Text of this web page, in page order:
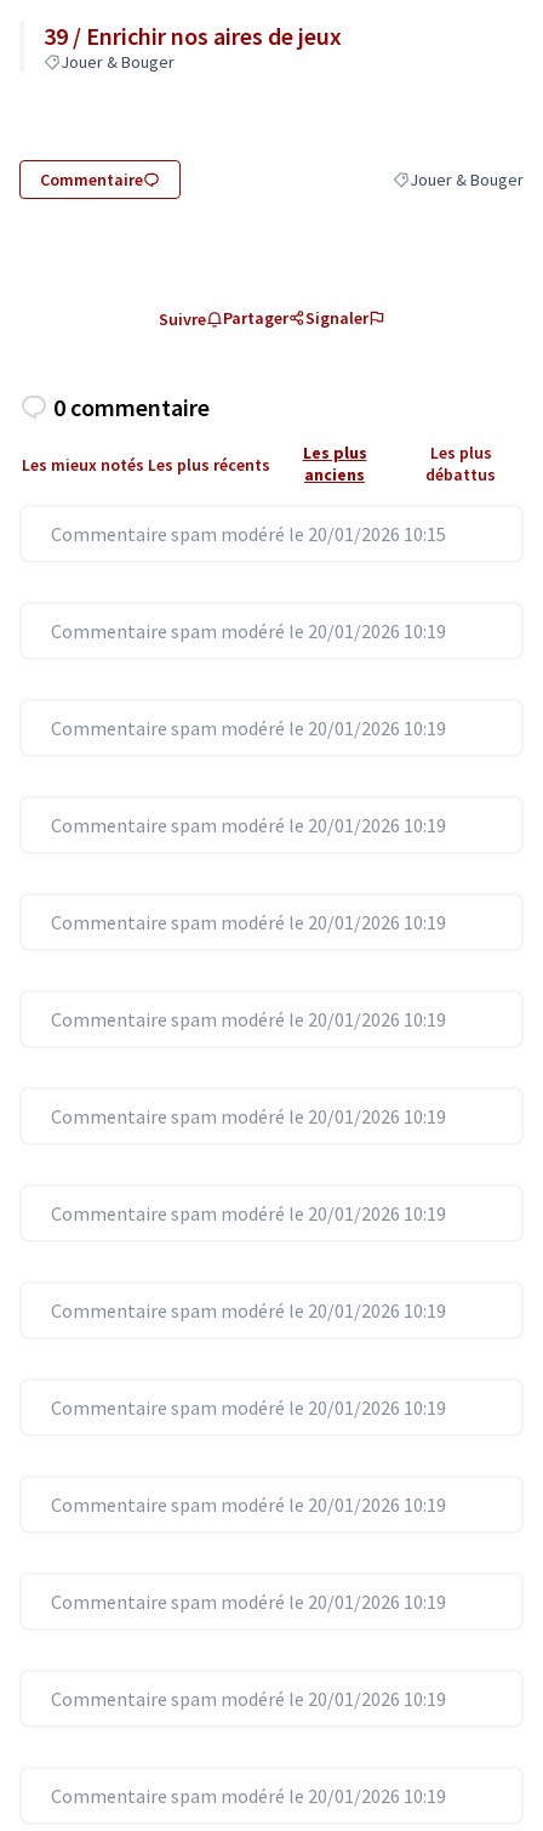
39 / Enrichir nos aires de jeux
Jouer & Bouger
Commentaire Filtrer les résultats
Jouer & Bouger
Suivre Partager Signaler
0 commentaire
Les mieux notés Les plus récents
Les plus
anciens
Les plus
débattus
Commentaire spam modéré le 20/01/2026 10:15
Commentaire spam modéré le 20/01/2026 10:19
Commentaire spam modéré le 20/01/2026 10:19
Commentaire spam modéré le 20/01/2026 10:19
Commentaire spam modéré le 20/01/2026 10:19
Commentaire spam modéré le 20/01/2026 10:19
Commentaire spam modéré le 20/01/2026 10:19
Commentaire spam modéré le 20/01/2026 10:19
Commentaire spam modéré le 20/01/2026 10:19
Commentaire spam modéré le 20/01/2026 10:19
Commentaire spam modéré le 20/01/2026 10:19
Commentaire spam modéré le 20/01/2026 10:19
Commentaire spam modéré le 20/01/2026 10:19
Commentaire spam modéré le 20/01/2026 10:19